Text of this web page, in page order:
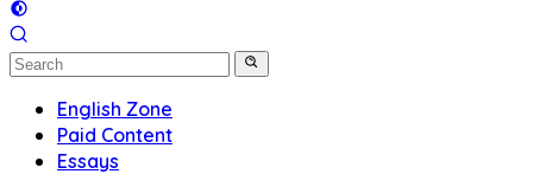
English Zone
Paid Content
Essays